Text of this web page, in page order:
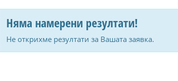
Няма намерени резултати!
Не открихме резултати за Вашата заявка.